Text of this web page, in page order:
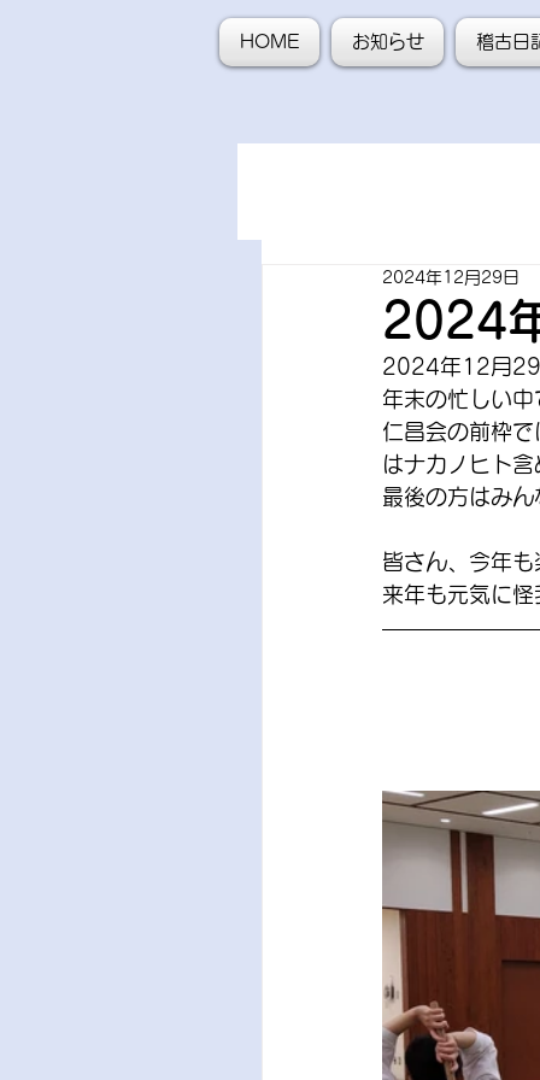
HOME お知らせ 稽古日
2024
2024年12月29日
2024年12月29
年末の忙しい
仁昌会の前枠
はナカノヒト
最後の方はみ
皆さん、今年
来年も元気に